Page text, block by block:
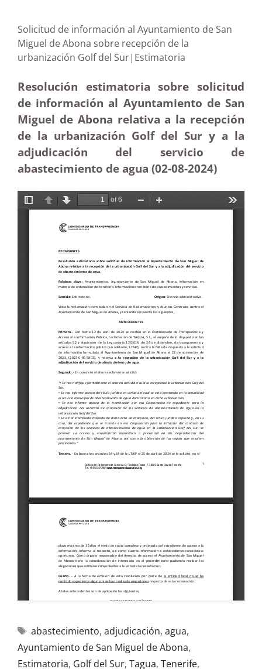
Solicitud de información al Ayuntamiento de San
Miguel de Abona sobre recepción de la
urbanización Golf del Sur|Estimatoria
Resolución estimatoria sobre solicitud
de información al Ayuntamiento de San
Miguel de Abona relativa a la recepción
de la urbanización Golf del Sur y a la
adjudicación del servicio de
abastecimiento de agua (02-08-2024)
abastecimiento, adjudicación, agua,
Ayuntamiento de San Miguel de Abona,
Estimatoria, Golf del Sur, Tagua, Tenerife,